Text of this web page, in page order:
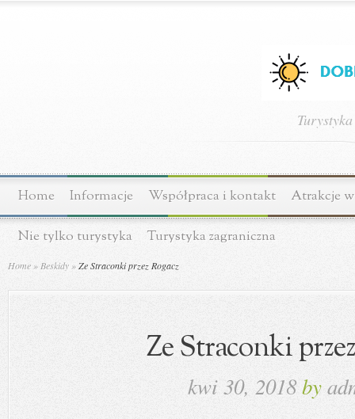
Home Informacje Współpraca i kontakt Atrakcje
Nie tylko turystyka Turystyka zagraniczna
Home » Beskidy » Ze Straconki przez Rogacz
Ze Straconki
kwi 30, 2018by